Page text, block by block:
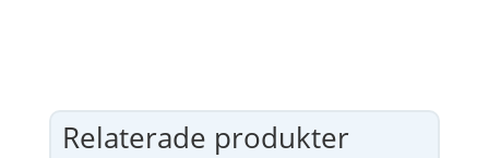
Relaterade produkter